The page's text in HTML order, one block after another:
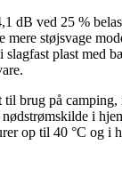
dB ved 25 %
mere støjsvage
plast med
til brug på camping,
i
op til 40 °C og i